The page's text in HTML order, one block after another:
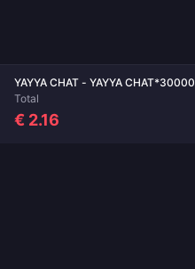
YAYYA CHAT - YAYYA CHAT*30000
Total
€ 2.16